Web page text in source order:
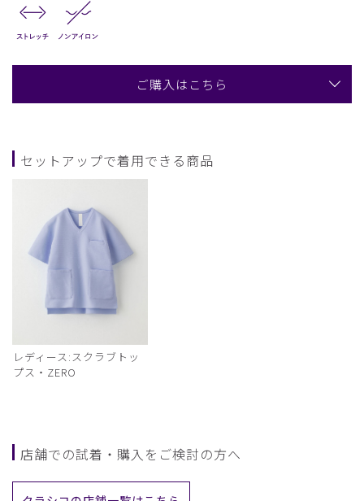
ご購入はこちら
セットアップで着用できる商品
レディース:スクラブトッ
プス・ZERO
店舗での試着・購入をご検討の方へ